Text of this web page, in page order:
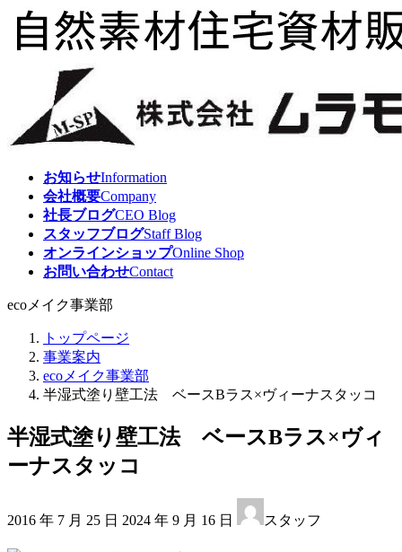
コ
テ
キ
ナ
ゲ
に
お知らせInformation
会社概要Company
社長ブログCEO Blog
スタッフブログStaff Blog
オンラインショップOnline Shop
お問い合わせContact
ecoメイク事業部
トップページ
事業案内
ecoメイク事業部
半湿式塗り壁工法 ベースBラス×ヴィーナスタッコ
半湿式塗り壁工法 ベースBラス×ヴィ
ーナスタッコ
2016 年 7 月 25 日 終
2024 年 9 月 16 日 スタッフ